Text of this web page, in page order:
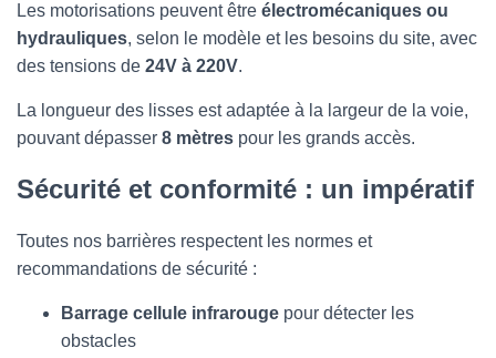
Les motorisations peuvent être électromécaniques ou
hydrauliques, selon le modèle et les besoins du site, avec
des tensions de 24V à 220V.
La longueur des lisses est adaptée à la largeur de la voie,
pouvant dépasser 8 mètres pour les grands accès.
Sécurité et conformité : un impératif
Toutes nos barrières respectent les normes et
recommandations de sécurité :
Barrage cellule infrarouge pour détecter les
obstacles